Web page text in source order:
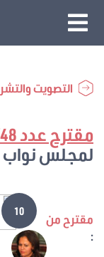
التصويت
مقترح عدد 2016/48
لمجلس
مقترح من
:
10